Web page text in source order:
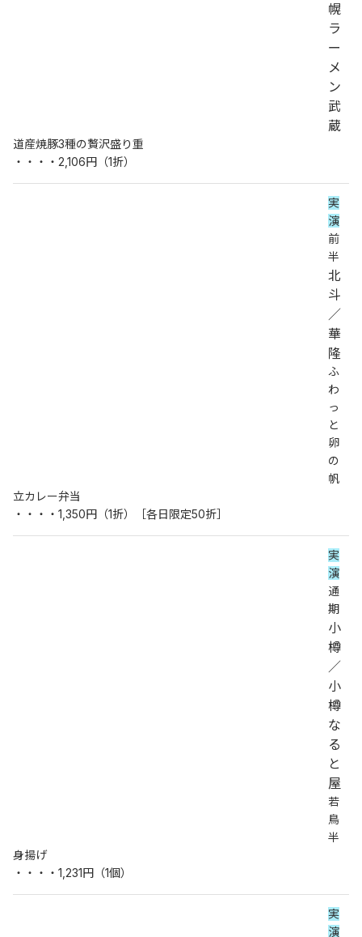
幌
ラ
ー
メ
ン
武
蔵
道産焼豚3種の贅沢盛り重
・・・・2,106円（1折）
実
演
前
半
北
斗
／
華
隆
ふ
わ
っ
と
卵
の
帆
立カレー弁当
・・・・1,350円（1折）［各日限定50折］
実
演
通
期
小
樽
／
小
樽
な
る
と
屋
若
鳥
半
身揚げ
・・・・1,231円（1個）
実
演